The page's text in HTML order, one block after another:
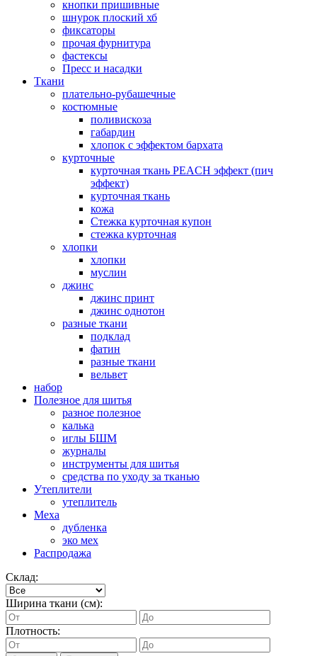
кнопки пришивные
шнурок плоский хб
фиксаторы
прочая фурнитура
фастексы
Пресс и насадки
Ткани
плательно-рубашечные
костюмные
поливискоза
габардин
хлопок с эффектом бархата
курточные
курточная ткань PEACH эффект (пич
эффект)
курточная ткань
кожа
Стежка курточная купон
стежка курточная
хлопки
хлопки
муслин
джинс
джинс принт
джинс однотон
разные ткани
подклад
фатин
разные ткани
вельвет
набор
Полезное для шитья
разное полезное
калька
иглы БШМ
журналы
инструменты для шитья
средства по уходу за тканью
Утеплители
утеплитель
Меха
дубленка
эко мех
Распродажа
Склад:
Ширина ткани (см):
Плотность: